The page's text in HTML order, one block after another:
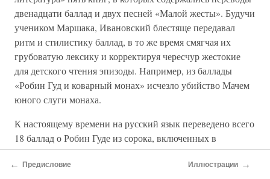
двенадцати баллад и двух песней «Малой жесты». Будучи
учеником Маршака, Ивановский блестяще передавал
ритм и стилистику баллад, в то же время смягчая их
грубоватую лексику и корректируя чересчур жестокие
для детского чтения эпизоды. Например, из баллады
«Робин Гуд и коварный монах» исчезло убийство Мачем
юного слуги монаха.
К настоящему времени на русский язык переведено всего
18 баллад о Робин Гуде из сорока, включенных в
собрание Чайлда. Однако новые переводы много лет не
появлялись — мало кто решался конкурировать с
← Предисловие Иллюстрации →